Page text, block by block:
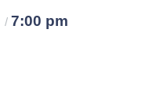
/ 7:00 pm